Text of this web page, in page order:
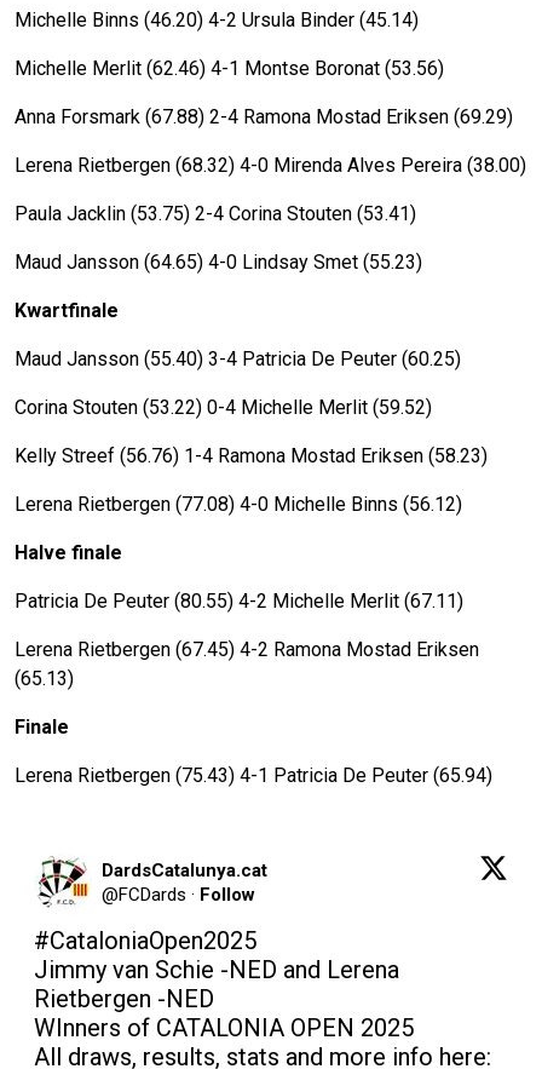
Michelle Binns (46.20) 4-2 Ursula Binder (45.14)
Michelle Merlit (62.46) 4-1 Montse Boronat (53.56)
Anna Forsmark (67.88) 2-4 Ramona Mostad Eriksen (69.29)
Lerena Rietbergen (68.32) 4-0 Mirenda Alves Pereira (38.00)
Paula Jacklin (53.75) 2-4 Corina Stouten (53.41)
Maud Jansson (64.65) 4-0 Lindsay Smet (55.23)
Kwartfinale
Maud Jansson (55.40) 3-4 Patricia De Peuter (60.25)
Corina Stouten (53.22) 0-4 Michelle Merlit (59.52)
Kelly Streef (56.76) 1-4 Ramona Mostad Eriksen (58.23)
Lerena Rietbergen (77.08) 4-0 Michelle Binns (56.12)
Halve finale
Patricia De Peuter (80.55) 4-2 Michelle Merlit (67.11)
Lerena Rietbergen (67.45) 4-2 Ramona Mostad Eriksen
(65.13)
Finale
Lerena Rietbergen (75.43) 4-1 Patricia De Peuter (65.94)
DardsCatalunya.cat
@FCDards · Follow
#CataloniaOpen2025
Jimmy van Schie -NED and Lerena
Rietbergen -NED
WInners of CATALONIA OPEN 2025